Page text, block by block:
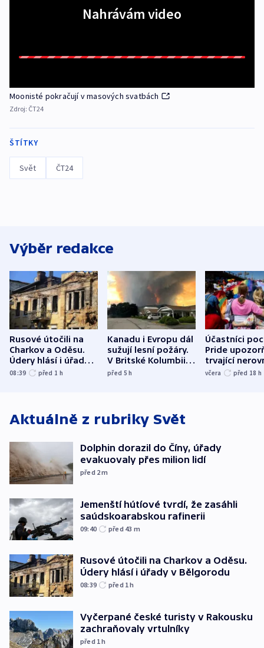
Nahrávám video
Moonisté pokračují v masových svatbách
Zdroj: ČT24
ŠTÍTKY
Svět ČT24
Výběr redakce
Rusové útočili na
Charkov a Oděsu.
Údery hlásí i úřady v
Bělgorodu
08:39 před 1 h
Kanadu i Evropu dál
sužují lesní požáry.
V Britské Kolumbii
evakuovali tisíce lidí
před 5h
Účastníci
Pride
trvající
včera před 18 h
Aktuálně z rubriky Svět
Dolphin dorazil do Číny, úřady
evakuovaly přes milion lidí
před 2m
Jemenští hútíové tvrdí, že zasáhli
saúdskoarabskou rafinerii
09:40 před 43 m
Rusové útočili na Charkov a Oděsu.
Údery hlásí i úřady v Bělgorodu
08:39 před 1h
Vyčerpané české turisty v Rakousku
zachraňovaly vrtulníky
před 1h